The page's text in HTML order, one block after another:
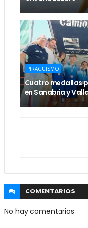
PIRAGUISMO
Cuatro medallas
en Sanabria y
COMENTARIOS
No hay comentarios